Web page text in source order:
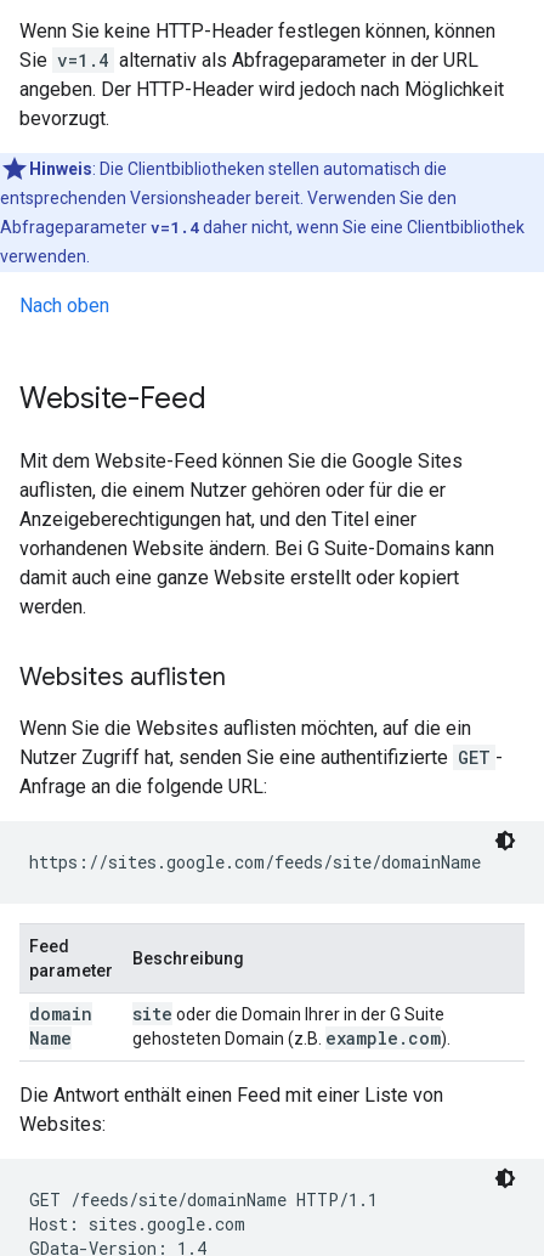
Wenn Sie keine HTTP-Header festlegen können, können
Sie v=1.4 alternativ als Abfrageparameter in der URL
angeben. Der HTTP-Header wird jedoch nach Möglichkeit
bevorzugt.
Hinweis: Die Clientbibliotheken stellen automatisch die
entsprechenden Versionsheader bereit. Verwenden Sie den
Abfrageparameterv=1.4daher nicht, wenn Sie eine Clientbibliothek
verwenden.
Nach oben
Website-Feed
Mit dem Website-Feed können Sie die Google Sites
auflisten, die einem Nutzer gehören oder für die er
Anzeigeberechtigungen hat, und den Titel einer
vorhandenen Website ändern. Bei G Suite-Domains kann
damit auch eine ganze Website erstellt oder kopiert
werden.
Websites auflisten
Wenn Sie die Websites auflisten möchten, auf die ein
Nutzer Zugriff hat, senden Sie eine authentifizierte GET -
Anfrage an die folgende URL:
https://sites.google.com/feeds/site/domainName
Feed
parameter
Beschreibung
domain
Name
site oder die Domain Ihrer in der G Suite
gehosteten Domain (z.B. example . com).
Die Antwort enthält einen Feed mit einer Liste von
Websites:
GET /feeds/site/domainName HTTP/1.1
Host: sites.google.com
GData-Version: 1.4